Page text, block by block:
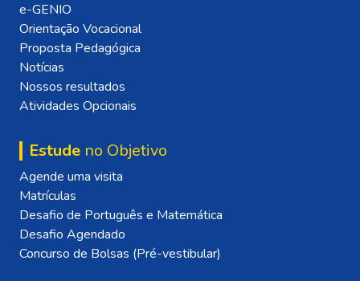
e-GENIO
Orientação Vocacional
Proposta Pedagógica
Notícias
Nossos resultados
Atividades Opcionais
Estude no Objetivo
Agende uma visita
Matrículas
Desafio de Português e Matemática
Desafio Agendado
Concurso de Bolsas (Pré-vestibular)